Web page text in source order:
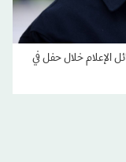
الإعلام خلال حفل في